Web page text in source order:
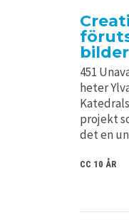
451
heter
projekt
det en
CC 10 ÅR